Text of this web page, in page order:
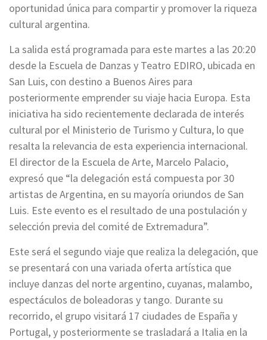
oportunidad única para compartir y promover la riqueza
cultural argentina.
La salida está programada para este martes a las 20:20
desde la Escuela de Danzas y Teatro EDIRO, ubicada en
San Luis, con destino a Buenos Aires para
posteriormente emprender su viaje hacia Europa. Esta
iniciativa ha sido recientemente declarada de interés
cultural por el Ministerio de Turismo y Cultura, lo que
resalta la relevancia de esta experiencia internacional.
El director de la Escuela de Arte, Marcelo Palacio,
expresó que “la delegación está compuesta por 30
artistas de Argentina, en su mayoría oriundos de San
Luis. Este evento es el resultado de una postulación y
selección previa del comité de Extremadura”.
Este será el segundo viaje que realiza la delegación, que
se presentará con una variada oferta artística que
incluye danzas del norte argentino, cuyanas, malambo,
espectáculos de boleadoras y tango. Durante su
recorrido, el grupo visitará 17 ciudades de España y
Portugal, y posteriormente se trasladará a Italia en la